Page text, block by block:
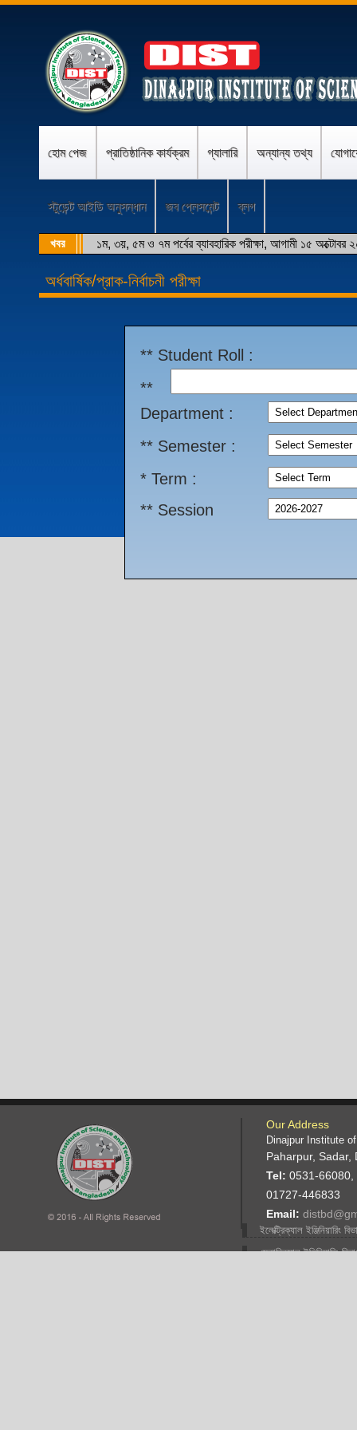
হোম পেজ প্রাতিষ্ঠানিক কার্যক্রম গ্যালারি অন্যান্য তথ্য
স্টুডেন্ট আইডি অনুসন্ধান জব প্লেসমেন্ট ব্লগ
খবর ১ম, ৩য়, ৫ম ও ৭ম পর্বের ব্যাবহারিক পরীক্ষা, আগামী ১৫
অর্ধবার্ষিক/প্রাক-নির্বাচনী পরীক্ষা
** Student Roll :
**
Department :
** Semester :
* Term :
** Session
Our Address
Dinajpur Institute
Paharpur, Sadar,
Tel: 0531-
01727-446833
Email:
ইলেক্ট্রিক্যাল ইঞ্জিনিয়ারিং
মেকানিক্যাল ইঞ্জিনিয়ারিং